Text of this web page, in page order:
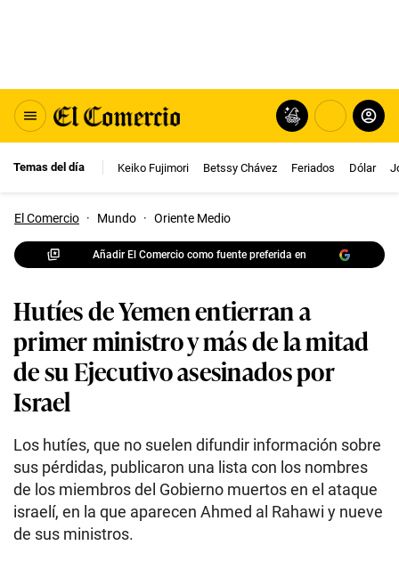
Temas del día Keiko Fujimori Betssy Chávez Feriados Dólar
El Comercio · Mundo · Oriente Medio
Añadir El Comercio como fuente preferida en
Hutíes de Yemen entierran a
primer ministro y más de la mitad
de su Ejecutivo asesinados por
Israel
Los hutíes, que no suelen difundir información sobre
sus pérdidas, publicaron una lista con los nombres
de los miembros del Gobierno muertos en el ataque
israelí, en la que aparecen Ahmed al Rahawi y nueve
de sus ministros.